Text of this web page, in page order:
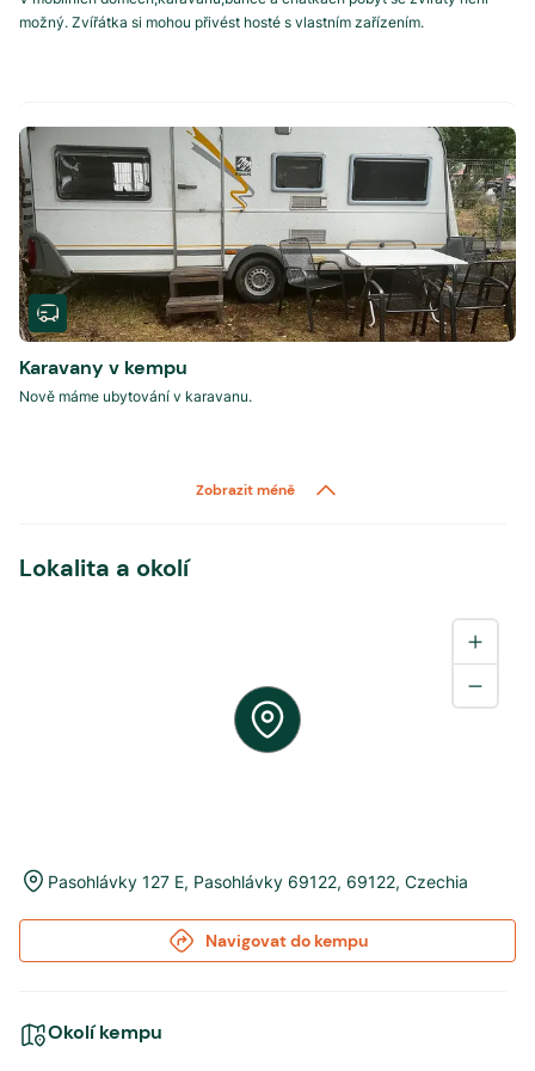
možný. Zvířátka si mohou přivést hosté s vlastním zařízením.
Karavany v kempu
Nově máme ubytování v karavanu.
Zobrazit méně
Lokalita a okolí
Pasohlávky 127 E, Pasohlávky 69122, 69122, Czechia
Navigovat do kempu
Okolí kempu